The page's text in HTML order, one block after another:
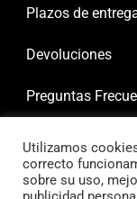
Plazos de
Devoluciones
Preguntas
Utilizamos
correcto
sobre su uso,